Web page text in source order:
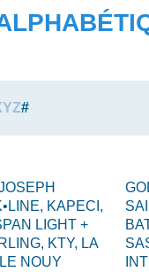
YZ#
KAPECI,
LIGHT +
KTY, LA
LE NOUY